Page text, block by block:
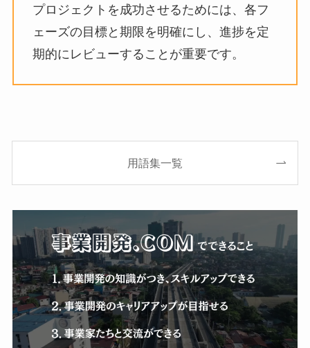
プロジェクトを成功させるためには、各フ
ェーズの目標と期限を明確にし、進捗を定
期的にレビューすることが重要です。
用語集一覧